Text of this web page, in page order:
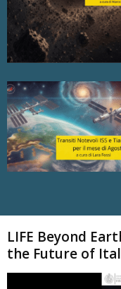
LIFE Beyond
the Future of